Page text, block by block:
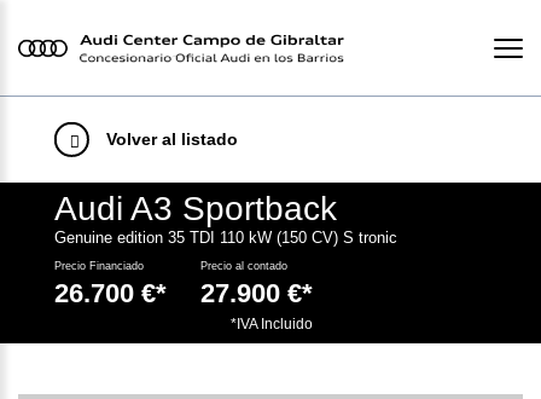
Volver al listado
Audi A3 Sportback
Genuine edition 35 TDI 110 kW (150 CV) S tronic
Precio Financiado
26.700 €*
Precio al contado
27.900 €*
*IVA Incluido